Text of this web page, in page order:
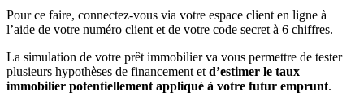
Pour ce faire, connectez-vous via votre espace client en ligne à
l’aide de votre numéro client et de votre code secret à 6 chiffres.
La simulation de votre prêt immobilier va vous permettre de tester
plusieurs hypothèses de financement et d’estimer le taux
immobilier potentiellement appliqué à votre futur emprunt.